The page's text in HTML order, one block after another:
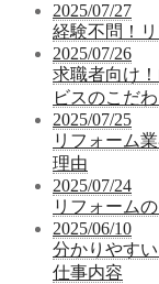
2025/07/27
経験不問！
2025/07/26
求職者向け
ビスのこだわ
2025/07/25
リフォーム
理由
2025/07/24
リフォーム
2025/06/10
分かりやす
仕事内容